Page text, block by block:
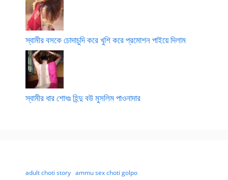
স্বামীর বসকে চোদাচুদি করে খুশি করে প্রমোশন পাইয়ে দিলাম
স্বামীর ধার শোধঃ হিন্দু বউ মুসলিম পাওনাদার
adult choti story ammu sex choti golpo